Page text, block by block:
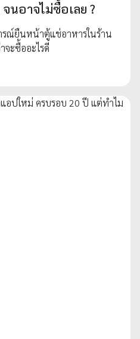
นอาจไม่ซื้อเลย ?
รณ์ยืนหน้าตู้แช่อาหารในร้าน
จะซื้ออะไรดี